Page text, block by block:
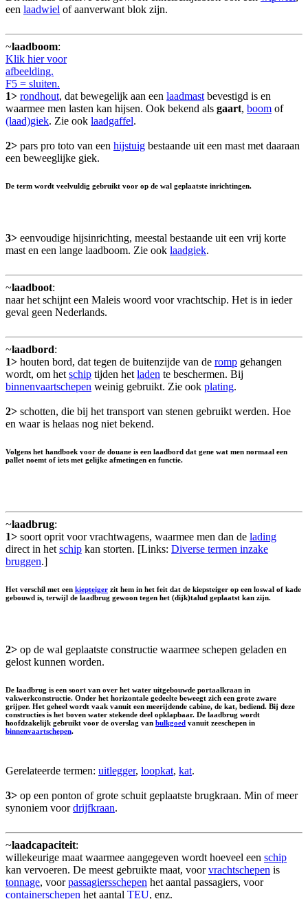
een laadwiel of aanverwant blok zijn.
~laadboom:
Klik hier voor
afbeelding.
F5 = sluiten.
1> rondhout, dat bewegelijk aan een laadmastbevestigd is en
waarmee men lasten kan hijsen. Ook bekend als gaart, boom of
(laad)giek. Zie ook laadgaffel.
2> pars pro toto van een hijstuig bestaande uit een mast met daaraan
een beweeglijke giek.
De term wordt veelvuldig gebruikt voor op de wal geplaatste inrichtingen.
3> eenvoudige hijsinrichting, meestal bestaande uit een vrij korte
mast en een lange laadboom. Zie ook laadgiek.
~laadboot:
naar het schijnt een Maleis woord voor vrachtschip. Het is in ieder
geval geen Nederlands.
~laadbord:
1> houten bord, dat tegen de buitenzijde van de romp gehangen
wordt, om het schip tijden het laden te beschermen. Bij
binnenvaartschepen weinig gebruikt. Zie ook plating.
2> schotten, die bij het transport van stenen gebruikt werden. Hoe
en waar is helaas nog niet bekend.
Volgens het handboek voor de douane is een laadbord dat gene wat men normaal een
pallet noemt of iets met gelijke afmetingen en functie.
~laadbrug:
1> soort oprit voor vrachtwagens, waarmee men dan de lading
direct in het schip kan storten. [Links: Diverse termen inzake
bruggen.]
Het verschil met een kiepteiger zit hem in het feit dat de kiepsteiger op een loswal of kade
gebouwd is, terwijl de laadbrug gewoon tegen het (dijk)talud geplaatst kan zijn.
2> op de wal geplaatste constructie waarmee schepen geladen en
gelost kunnen worden.
De laadbrug is een soort van over het water uitgebouwde portaalkraan in
vakwerkconstructie. Onder het horizontale gedeelte beweegt zich een grote zware
grijper. Het geheel wordt vaak vanuit een meerijdende cabine, de kat, bediend. Bij deze
constructies is het boven water stekende deel opklapbaar. De laadbrug wordt
hoofdzakelijk gebruikt voor de overslag van bulkgoed vanuit zeeschepen in
binnenvaartschepen.
Gerelateerde termen: uitlegger, loopkat, kat.
3> op een ponton of grote schuit geplaatste brugkraan. Min of meer
synoniem voordrijfkraan.
~laadcapaciteit:
willekeurige maat waarmee aangegeven wordt hoeveel een schip
kan vervoeren. De meest gebruikte maat, voorvrachtschepen is
tonnage, voorpassagiersschepen het aantal passagiers, voor
containerschepen het aantal TEU, enz.